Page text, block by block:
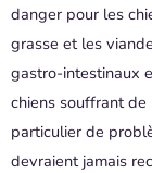
danger pour les
grasse et les
gastro-intestinaux
chiens souffrant
particulier de
devraient jamais